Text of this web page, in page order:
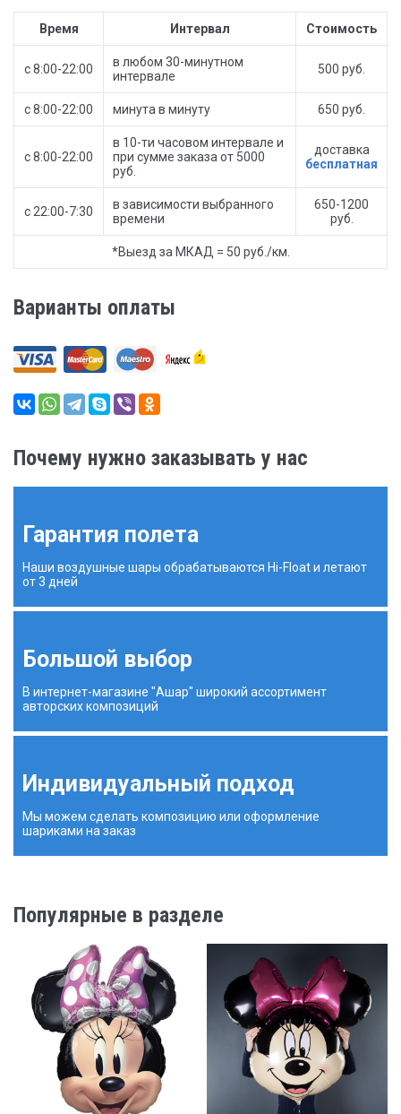
Время Интервал Стоимость
с 8:00-22:00
в любом 30-минутном
интервале
500 руб.
с 8:00-22:00 минута в минуту 650 руб.
с 8:00-22:00
в 10-ти часовом интервале и
при сумме заказа от 5000
руб.
доставка
бесплатная
с 22:00-7:30
в зависимости выбранного
времени
650-1200
руб.
*Выезд за МКАД = 50 руб./км.
Варианты оплаты
Почему нужно заказывать у нас
Гарантия полета
Наши воздушные шары обрабатываются Hi-Float и летают
от 3 дней
Большой выбор
В интернет-магазине "Ашар" широкий ассортимент
авторских композиций
Индивидуальный подход
Мы можем сделать композицию или оформление
шариками на заказ
Популярные в разделе